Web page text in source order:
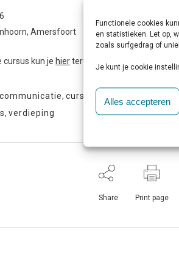
Functionele cookies
en statistieken. Let op,
zoals surfgedrag of
Je kunt je cookie
Alles accepteren
Amersfoort
kun je hierterugvinden.
communicatie, cursus diagnostiek
, verdieping
Share Print page